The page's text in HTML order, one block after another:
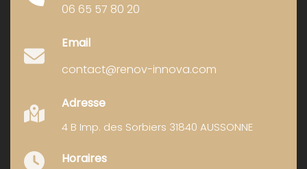
06 65 57 80 20
Email
contact@renov-innova.com
Adresse
4 B Imp. des Sorbiers 31840 AUSSONNE
Horaires